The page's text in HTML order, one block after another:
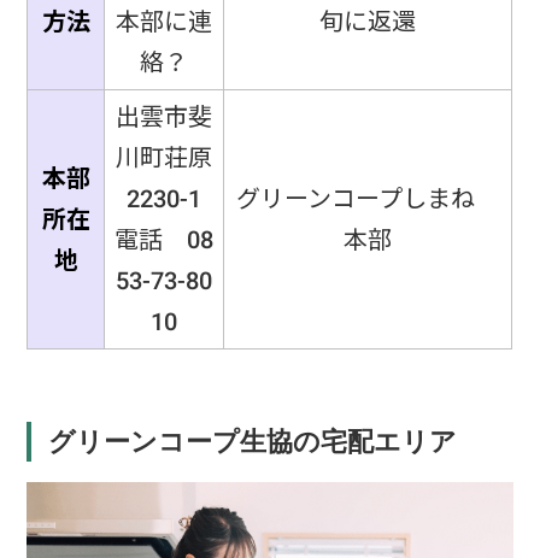
方法
本部に連
絡？
旬に返還
本部
所在
地
出雲市斐
川町荘原
2230-1
電話 08
53-73-80
10
グリーンコープしまね
本部
グリーンコープ生協の宅配エリア